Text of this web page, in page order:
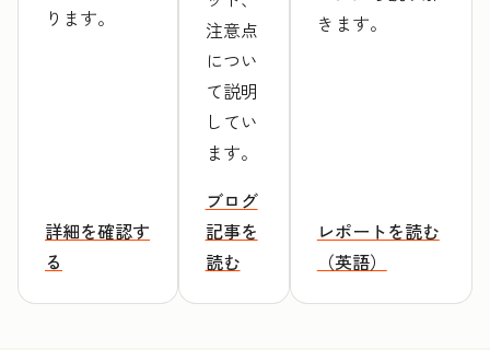
ります。
詳細を確認す
る
注意点
につい
て説明
してい
ます。
ブログ
記事を
読む
きます。
レポートを読む
（英語）